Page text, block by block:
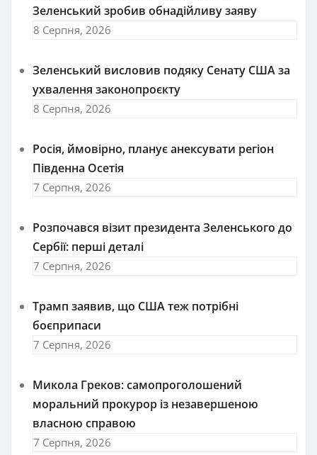
Зеленський зробив обнадійливу заяву
8 Серпня, 2026
Зеленський висловив подяку Сенату США за
ухвалення законопроєкту
8 Серпня, 2026
Росія, ймовірно, планує анексувати регіон
Південна Осетія
7 Серпня, 2026
Розпочався візит президента Зеленського до
Сербії: перші деталі
7 Серпня, 2026
Трамп заявив, що США теж потрібні
боєприпаси
7 Серпня, 2026
Микола Греков: самопроголошений
моральний прокурор із незавершеною
власною справою
7 Серпня, 2026